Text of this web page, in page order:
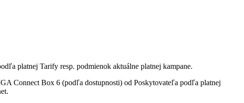
platnej Tarify resp. podmienok aktuálne platnej kampane.
Connect Box 6 (podľa dostupnosti) od Poskytovateľa podľa platnej